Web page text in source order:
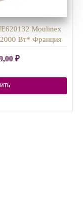
Moulinex
Вт* Франция
₽